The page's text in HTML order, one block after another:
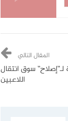
المقال التالي
سوق انتقال
اللاعبين